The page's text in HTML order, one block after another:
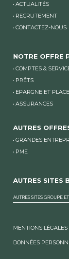
ACTUALITÉS
RECRUTEMENT
CONTACTEZ-NOUS
NOTRE OFFRE
COMPTES &
PRÊTS
EPARGNE ET
ASSURANCES
AUTRES
GRANDES
PME
AUTRES SITES
AUTRES SITES GROUPE
MENTIONS LÉGALES
DONNÉES